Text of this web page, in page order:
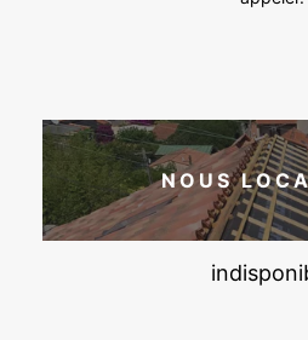
NOUS